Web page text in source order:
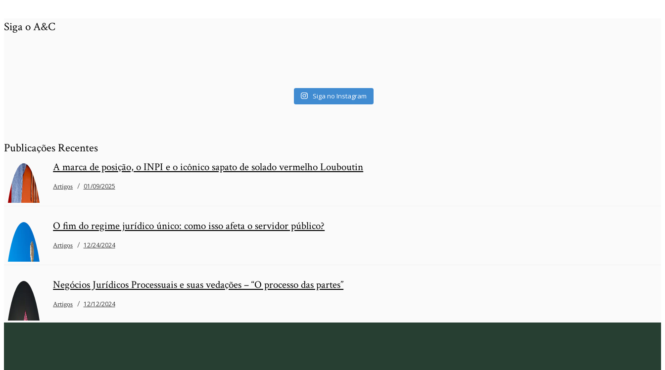
Siga o A&C
Siga no Instagram
Publicações Recentes
A marca de posição, o INPI e o icônico sapato de solado vermelho Louboutin
Artigos 01/09/2025
O fim do regime jurídico único: como isso afeta o servidor público?
Artigos 12/24/2024
Negócios Jurídicos Processuais e suas vedações – “O processo das partes”
Artigos 12/12/2024